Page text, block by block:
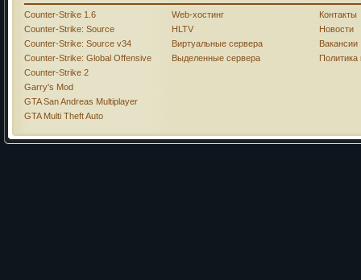
Counter-Strike 1.6
Counter-Strike: Source
Counter-Strike: Source v34
Counter-Strike: Global Offensive
Counter-Strike 2
Garry's Mod
GTA San Andreas Multiplayer
GTA Multi Theft Auto
Web-хостинг
HLTV
Виртуальные сервера
Выделенные сервера
Контакты
Новости
Вакансии
Политика